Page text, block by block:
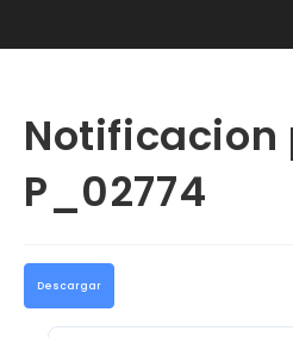
Notificacion
P_02774
Descargar